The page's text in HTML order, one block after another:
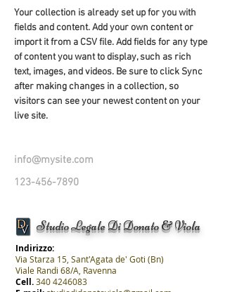
Your collection is already set up for you with
fields and content. Add your own content or
import it from a CSV file. Add fields for any type
of content you want to display, such as rich
text, images, and videos. Be sure to click Sync
after making changes in a collection, so
visitors can see your newest content on your
live site.
info@mysite.com
123-456-7890
Studio Legale Di Donato & Viola
Indirizzo:
Via Starza 15, Sant'Agata de' Goti (Bn)
Viale Randi 68/A, Ravenna
Cell.340 4246083